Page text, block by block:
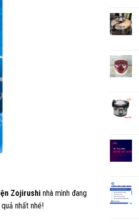
Zojirushi nhà mình đang
nhất nhé!